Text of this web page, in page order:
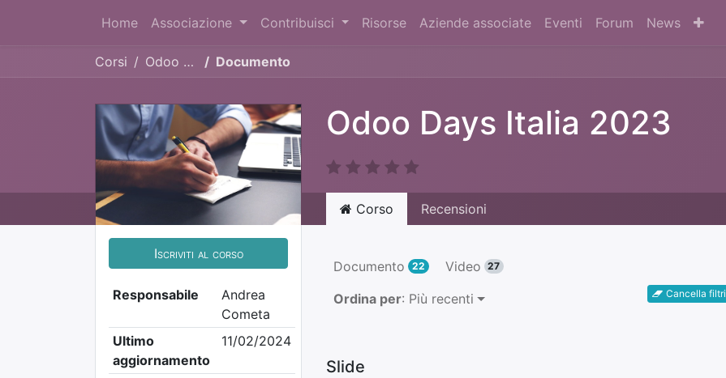
Home Associazione Contribuisci Risorse Aziende associate Eventi Forum News
Corsi Odoo Days Italia 2023 Documento
Odoo Days Italia 2023
Iscriviti al corso
Responsabile
Andrea
Cometa
Ultimo
aggiornamento
11/02/2024
Corso Recensioni
Documento 22 Video 27
Ordina per: Più recenti Cancella filtri
Slide